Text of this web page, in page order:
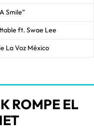
Smile”
ft. Swae Lee
La Voz México
ROMPE EL